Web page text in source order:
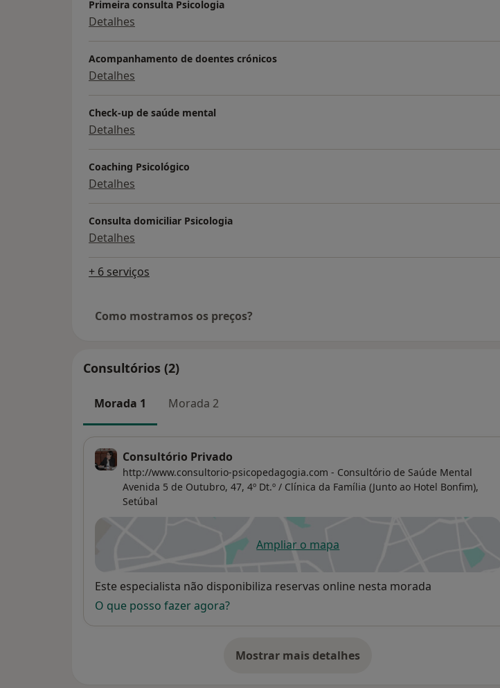
Primeira consulta Psicologia
Detalhes
Acompanhamento de doentes crónicos
Detalhes
Check-up de saúde mental
Detalhes
Coaching Psicológico
Detalhes
Consulta domiciliar Psicologia
Detalhes
+ 6 serviços
Como mostramos os preços?
Consultórios (2)
Morada 1 Morada 2
Consultório Privado
http://www.consultorio-psicopedagogia.com - Consultório de Saúde Mental
Avenida 5 de Outubro, 47, 4º Dt.º / Clínica da Família (Junto ao Hotel Bonfim),
Setúbal
Ampliar o mapaabre num novo separador
Disponibilidade
Este especialista não disponibiliza reservas online nesta morada
O que posso fazer agora?
Mostrar mais detalhes
sobre o endereço